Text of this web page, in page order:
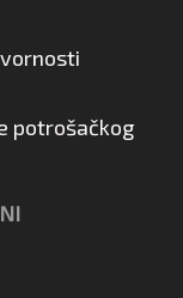
potrošačkog